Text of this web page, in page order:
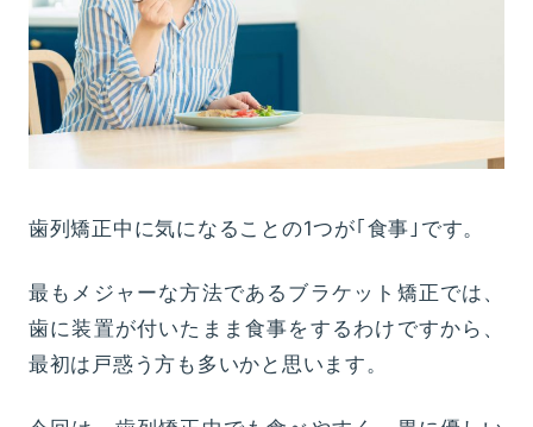
歯列矯正中に気になることの1つが｢食事｣です。
最もメジャーな方法であるブラケット矯正では、
歯に装置が付いたまま食事をするわけですから、
最初は戸惑う方も多いかと思います。